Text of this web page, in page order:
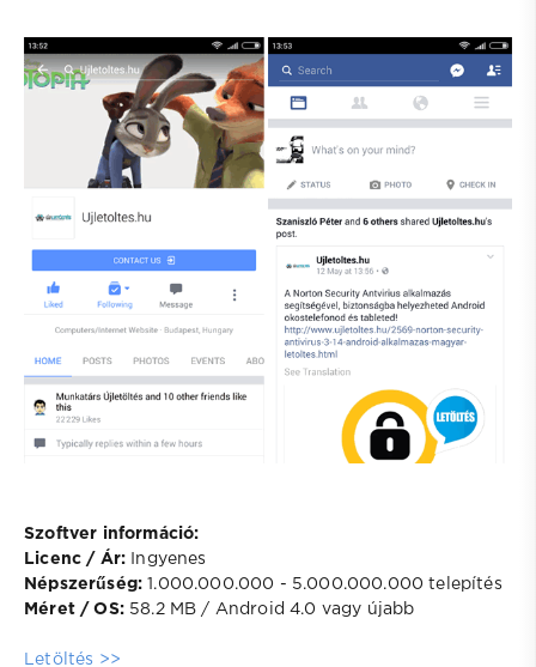
Szoftver információ:
Licenc / Ár: Ingyenes
Népszerűség: 1.000.000.000 - 5.000.000.000 telepítés
Méret / OS:58.2 MB / Android 4.0 vagy újabb
Letöltés >>